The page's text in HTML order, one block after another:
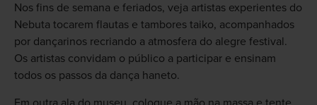
Nos fins de semana e feriados, veja artistas experientes do
Nebuta tocarem flautas e tambores taiko, acompanhados
por dançarinos recriando a atmosfera do alegre festival.
Os artistas convidam o público a participar e ensinam
todos os passos da dança haneto.